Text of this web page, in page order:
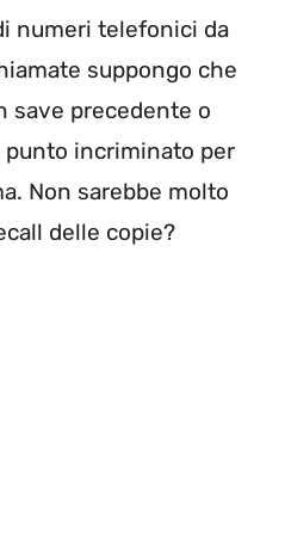
numeri telefonici da
suppongo che
save precedente o
incriminato per
Non sarebbe molto
delle copie?